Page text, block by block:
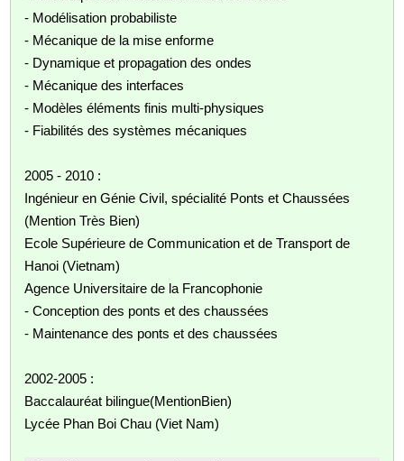
- Modélisation probabiliste
- Mécanique de la mise enforme
- Dynamique et propagation des ondes
- Mécanique des interfaces
- Modèles éléments finis multi-physiques
- Fiabilités des systèmes mécaniques
2005 - 2010 :
Ingénieur en Génie Civil, spécialité Ponts et Chaussées
(Mention Très Bien)
Ecole Supérieure de Communication et de Transport de
Hanoi (Vietnam)
Agence Universitaire de la Francophonie
- Conception des ponts et des chaussées
- Maintenance des ponts et des chaussées
2002-2005 :
Baccalauréat bilingue(MentionBien)
Lycée Phan Boi Chau (Viet Nam)